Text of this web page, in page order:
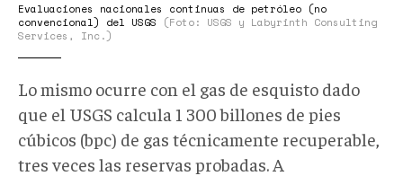
Evaluaciones nacionales continuas de petróleo (no
convencional) del USGS
(Foto: USGS y Labyrinth Consulting
Services, Inc.)
Lo mismo ocurre con el gas de esquisto dado
que el USGS calcula 1 300 billones de pies
cúbicos (bpc) de gas técnicamente recuperable,
tres veces las reservas probadas. A